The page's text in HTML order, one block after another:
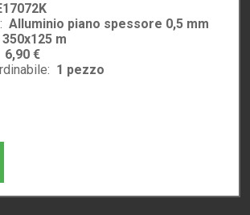
Alluminio piano spessore 0,5 mm
350x125 m
6,90 €
1 pezzo